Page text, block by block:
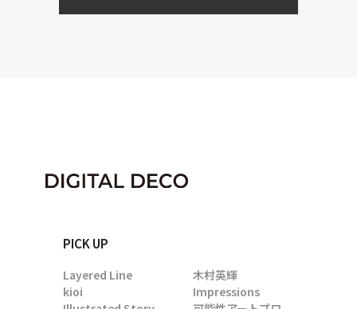
PICK UP
Layered Line
木村英輝
kioi
Impressions